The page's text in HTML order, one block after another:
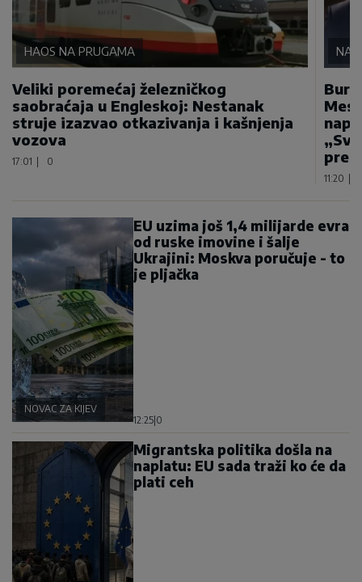
HAOS NA PRUGAMA
Veliki poremećaj železničkog
saobraćaja u Engleskoj: Nestanak
struje izazvao otkazivanja i kašnjenja
vozova
17:01 0
NA
11:20
NOVAC ZA KIJEV
EU uzima još 1,4 milijarde evra
od ruske imovine i šalje
Ukrajini: Moskva poručuje - to
je pljačka
12:25 0
Migrantska politika došla na
naplatu: EU sada traži ko će da
plati ceh